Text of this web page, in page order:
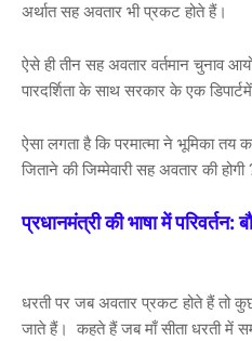
अर्थात सह अवतार भी प्रकट होते हैं।
ऐसे ही तीन सह अवतार वर्तमान चुनाव
पारदर्शिता के साथ सरकार के एक
ऐसा लगता है कि परमात्मा ने भूमिका
जिताने की जिम्मेवारी सह अवतार की होगी
प्रधानमंत्री की भाषा में परिवर्तन:
धरती पर जब अवतार प्रकट होते हैं तो
जाते हैं। कहते हैं जब माँ सीता धरती में